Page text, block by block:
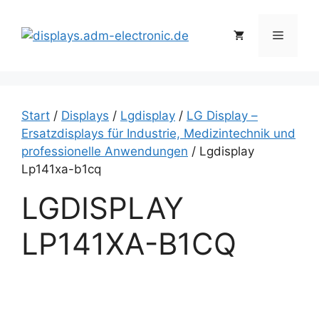
Inhalt
springen
Menü
Start / Displays / Lgdisplay / LG Display –
Ersatzdisplays für Industrie, Medizintechnik und
professionelle Anwendungen / Lgdisplay
Lp141xa-b1cq
LGDISPLAY
LP141XA-B1CQ